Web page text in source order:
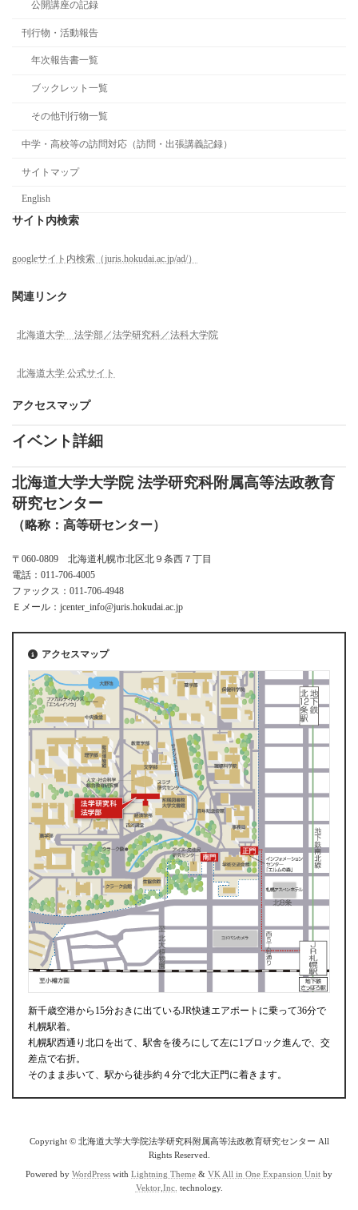
公開講座の記録
刊行物・活動報告
年次報告書一覧
ブックレット一覧
その他刊行物一覧
中学・高校等の訪問対応（訪問・出張講義記録）
サイトマップ
English
サイト内検索
googleサイト内検索（juris.hokudai.ac.jp/ad/）
関連リンク
北海道大学 法学部／法学研究科／法科大学院
北海道大学 公式サイト
アクセスマップ
イベント詳細
北海道大学大学院 法学研究科附属高等法政教育
研究センター
（略称：高等研センター）
〒060-0809 北海道札幌市北区北９条西７丁目
電話：011-706-4005
ファックス：011-706-4948
Ｅメール：jcenter_info@juris.hokudai.ac.jp
アクセスマップ
新千歳空港から15分おきに出ているJR快速エアポートに乗って36分で
札幌駅着。
札幌駅西通り北口を出て、駅舎を後ろにして左に1ブロック進んで、交
差点で右折。
そのまま歩いて、駅から徒歩約４分で北大正門に着きます。
Copyright © 北海道大学大学院法学研究科附属高等法政教育研究センター All
Rights Reserved.
Powered by WordPress with Lightning Theme & VK All in One Expansion Unit by
Vektor,Inc. technology.